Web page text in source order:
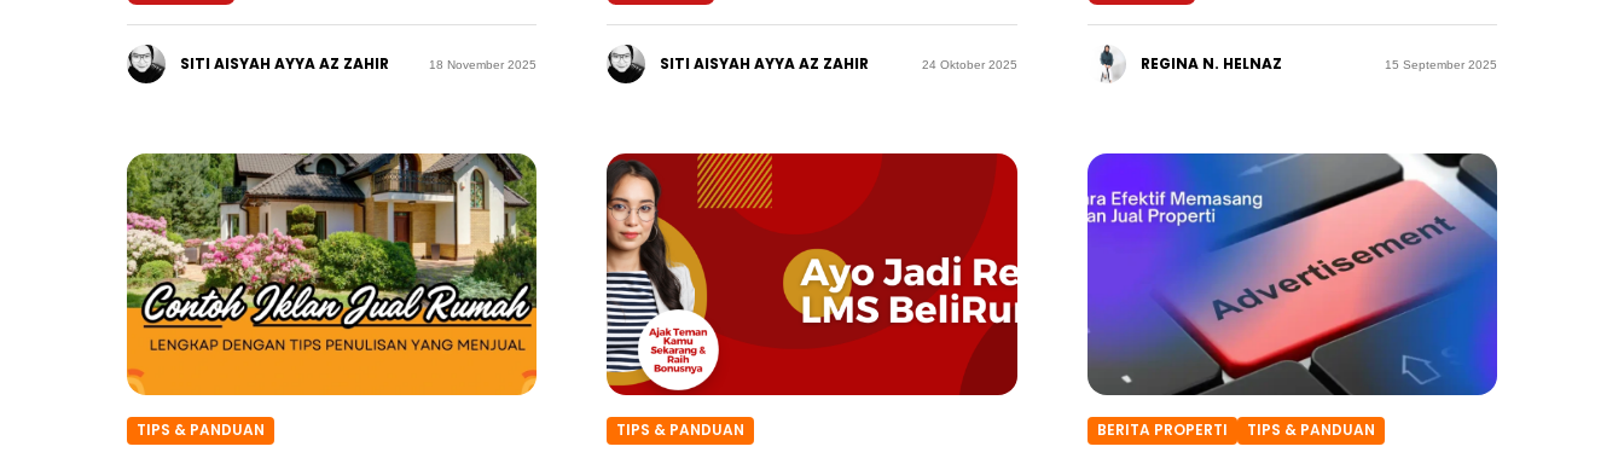
SITI AISYAH AYYA AZ ZAHIR 18 November 2025 SITI AISYAH AYYA AZ ZAHIR 24 Oktober 2025 REGINA N. HELNAZ 15 September 2025
TIPS & PANDUAN TIPS & PANDUAN BERITA PROPERTI TIPS & PANDUAN